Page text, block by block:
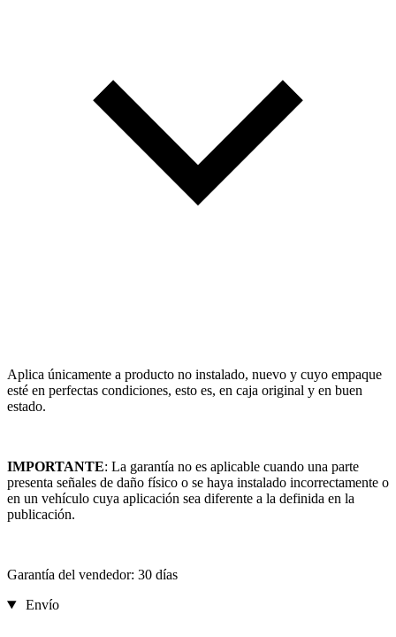
Aplica únicamente a producto no instalado, nuevo y cuyo empaque
esté en perfectas condiciones, esto es, en caja original y en buen
estado.
IMPORTANTE: La garantía no es aplicable cuando una parte
presenta señales de daño físico o se haya instalado incorrectamente o
en un vehículo cuya aplicación sea diferente a la definida en la
publicación.
Garantía del vendedor: 30 días
Envío